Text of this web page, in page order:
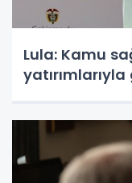
Lula: Kamu